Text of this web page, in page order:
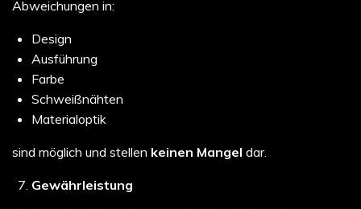
Abweichungen in:
Design
Ausführung
Farbe
Schweißnähten
Materialoptik
sind möglich und stellen keinen Mangel dar.
Gewährleistung